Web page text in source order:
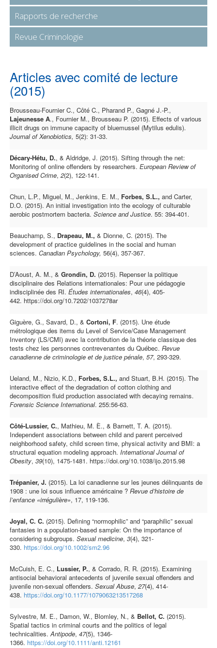
Rapports de recherche
Revue Criminologie
Articles avec comité de lecture
(2015)
Brousseau-Fournier C., Côté C., Pharand P., Gagné J.-P.,
Lajeunesse A., Fournier M., Brousseau P. (2015). Effects of various
illicit drugs on immune capacity of bluemussel (Mytilus edulis).
Journal of Xenobiotics, 5(2): 31-33.
Décary-Hétu, D., & Aldridge, J. (2015). Sifting through the net:
Monitoring of online offenders by researchers. European Review of
Organised Crime, 2(2), 122-141.
Chun, L.P., Miguel, M., Jenkins, E. M., Forbes, S.L., and Carter,
D.O. (2015). An initial investigation into the ecology of culturable
aerobic postmortem bacteria. Science and Justice. 55: 394-401.
Beauchamp, S., Drapeau, M., & Dionne, C. (2015). The
development of practice guidelines in the social and human
sciences. Canadian Psychology, 56(4), 357-367.
D’Aoust, A. M., & Grondin, D. (2015). Repenser la politique
disciplinaire des Relations internationales: Pour une pédagogie
indisciplinée des RI. Études internationales, 46(4), 405-
442. https://doi.org/10.7202/1037278ar
Giguère, G., Savard, D., & Cortoni, F. (2015). Une étude
métrologique des items du Level of Service/Case Management
Inventory (LS/CMI) avec la contribution de la théorie classique des
tests chez les personnes contrevenantes du Québec. Revue
canadienne de criminologie et de justice pénale, 57, 293-329.
Ueland, M., Nizio, K.D., Forbes, S.L., and Stuart, B.H. (2015). The
interactive effect of the degradation of cotton clothing and
decomposition fluid production associated with decaying remains.
Forensic Science International. 255:56-63.
Côté-Lussier, C., Mathieu, M. È., & Barnett, T. A. (2015).
Independent associations between child and parent perceived
neighborhood safety, child screen time, physical activity and BMI: a
structural equation modeling approach. International Journal of
Obesity, 39(10), 1475-1481. https://doi.org/10.1038/ijo.2015.98
Trépanier, J. (2015). La loi canadienne sur les jeunes délinquants de
1908 : une loi sous influence américaine ? Revue d’histoire de
l’enfance «irrégulière», 17, 119-136.
Joyal, C. C. (2015). Defining “normophilic” and “paraphilic” sexual
fantasies in a population-based sample: On the importance of
considering subgroups. Sexual medicine, 3(4), 321-
330. https://doi.org/10.1002/sm2.96
McCuish, E. C., Lussier, P., & Corrado, R. R. (2015). Examining
antisocial behavioral antecedents of juvenile sexual offenders and
juvenile non-sexual offenders. Sexual Abuse, 27(4), 414-
438. https://doi.org/10.1177/1079063213517268
Sylvestre, M. E., Damon, W., Blomley, N., & Bellot, C. (2015).
Spatial tactics in criminal courts and the politics of legal
technicalities.Antipode, 47(5), 1346-
1366. https://doi.org/10.1111/anti.12161